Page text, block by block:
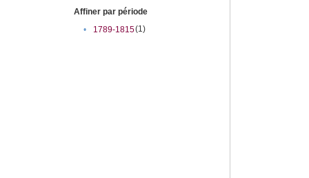
Affiner par période
•
1789-1815(1)